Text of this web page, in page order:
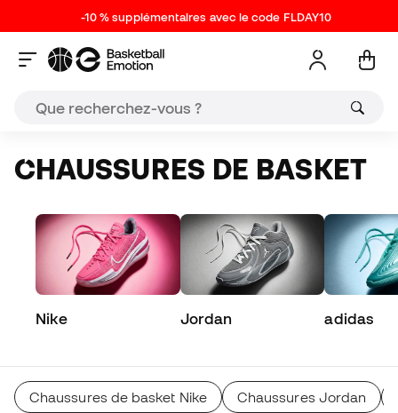
-10 % supplémentaires avec le code FLDAY10
CHAUSSURES DE BASKET
Nike Jordan adidas
Chaussures de basket Nike Chaussures Jordan